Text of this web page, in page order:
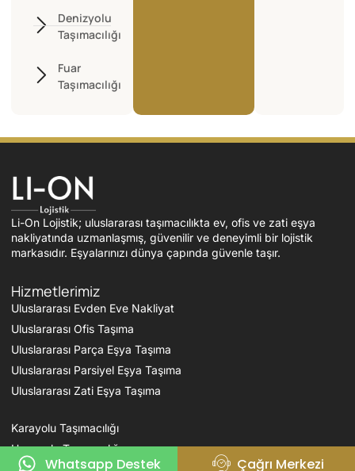
Denizyolu
Taşımacılığı
Fuar
Taşımacılığı
Li-On Lojistik; uluslararası taşımacılıkta ev, ofis ve zati eşya
nakliyatında uzmanlaşmış, güvenilir ve deneyimli bir lojistik
markasıdır. Eşyalarınızı dünya çapında güvenle taşır.
Hizmetlerimiz
Uluslararası Evden Eve Nakliyat
Uluslararası Ofis Taşıma
Uluslararası Parça Eşya Taşıma
Uluslararası Parsiyel Eşya Taşıma
Uluslararası Zati Eşya Taşıma
Karayolu Taşımacılığı
Havayolu Taşımacılığı
Whatsapp Destek Çağrı Merkezi